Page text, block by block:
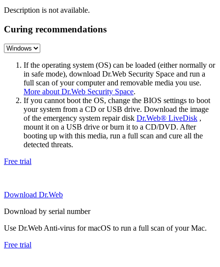
Description is not available.
Curing recommendations
If the operating system (OS) can be loaded (either normally or
in safe mode), download Dr.Web Security Space and run a
full scan of your computer and removable media you use.
More about Dr.Web Security Space.
If you cannot boot the OS, change the BIOS settings to boot
your system from a CD or USB drive. Download the image
of the emergency system repair disk Dr.Web® LiveDisk ,
mount it on a USB drive or burn it to a CD/DVD. After
booting up with this media, run a full scan and cure all the
detected threats.
Free trial
Download Dr.Web
Download by serial number
Use Dr.Web Anti-virus for macOS to run a full scan of your Mac.
Free trial